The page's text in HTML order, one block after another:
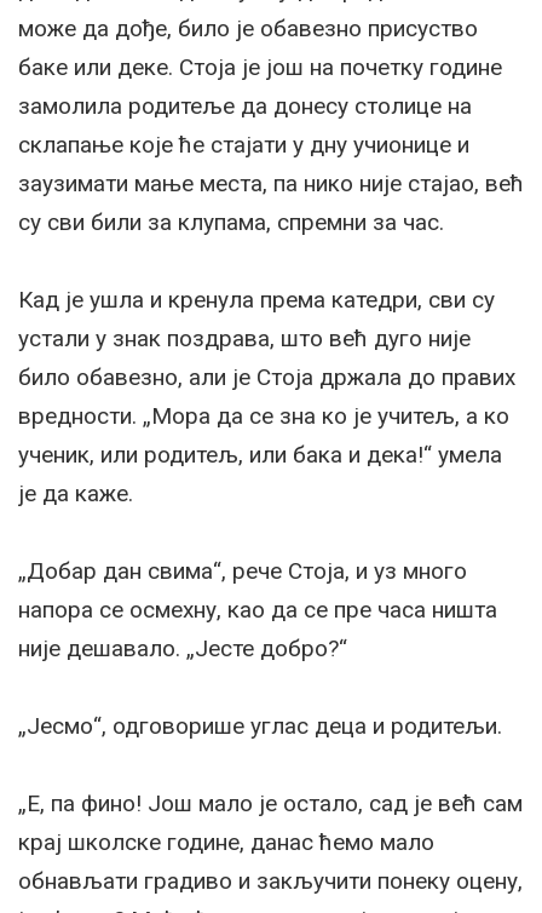
може да дође, било је обавезно присуство
баке или деке. Стоја је још на почетку године
замолила родитеље да донесу столице на
склапање које ће стајати у дну учионице и
заузимати мање места, па нико није стајао, већ
су сви били за клупама, спремни за час.
Кад је ушла и кренула према катедри, сви су
устали у знак поздрава, што већ дуго није
било обавезно, али је Стоја држала до правих
вредности. „Мора да се зна ко је учитељ, а ко
ученик, или родитељ, или бака и дека!“ умела
је да каже.
„Добар дан свима“, рече Стоја, и уз много
напора се осмехну, као да се пре часа ништа
није дешавало. „Јесте добро?“
„Јесмо“, одговорише углас деца и родитељи.
„Е, па фино! Још мало је остало, сад је већ сам
крај школске године, данас ћемо мало
обнављати градиво и закључити понеку оцену,